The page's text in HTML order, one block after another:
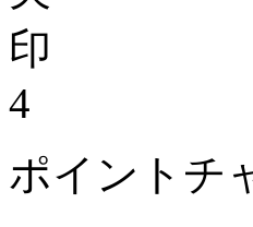
4
ポイントチ